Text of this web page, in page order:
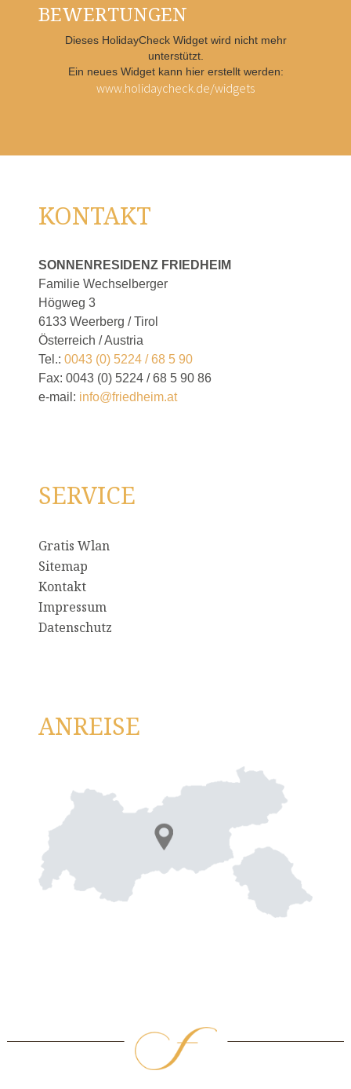
BEWERTUNGEN
Dieses HolidayCheck Widget wird nicht mehr
unterstützt.
Ein neues Widget kann hier erstellt werden:
www.holidaycheck.de/widgets
KONTAKT
SONNENRESIDENZ FRIEDHEIM
Familie Wechselberger
Högweg 3
6133 Weerberg / Tirol
Österreich / Austria
Tel.: 0043 (0) 5224 / 68 5 90
Fax: 0043 (0) 5224 / 68 5 90 86
e-mail: info@friedheim.at
SERVICE
Gratis Wlan
Sitemap
Kontakt
Impressum
Datenschutz
ANREISE